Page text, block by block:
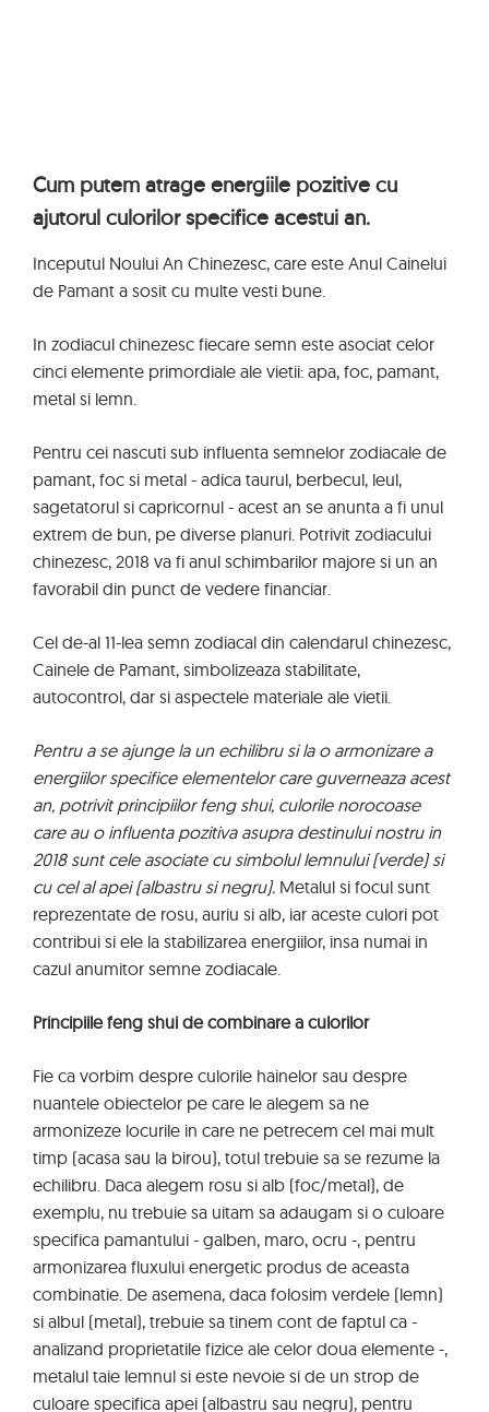
Cum putem atrage energiile pozitive cu
ajutorul culorilor specifice acestui an.
Inceputul Noului An Chinezesc, care este Anul Cainelui
de Pamant a sosit cu multe vesti bune.
In zodiacul chinezesc fiecare semn este asociat celor
cinci elemente primordiale ale vietii: apa, foc, pamant,
metal si lemn.
Pentru cei nascuti sub influenta semnelor zodiacale de
pamant, foc si metal - adica taurul, berbecul, leul,
sagetatorul si capricornul - acest an se anunta a fi unul
extrem de bun, pe diverse planuri. Potrivit zodiacului
chinezesc, 2018 va fi anul schimbarilor majore si un an
favorabil din punct de vedere financiar.
Cel de-al 11-lea semn zodiacal din calendarul chinezesc,
Cainele de Pamant, simbolizeaza stabilitate,
autocontrol, dar si aspectele materiale ale vietii.
Pentru a se ajunge la un echilibru si la o armonizare a
energiilor specifice elementelor care guverneaza acest
an, potrivit principiilor feng shui, culorile norocoase
care au o influenta pozitiva asupra destinului nostru in
2018 sunt cele asociate cu simbolul lemnului (verde) si
cu cel al apei (albastru si negru). Metalul si focul sunt
reprezentate de rosu, auriu si alb, iar aceste culori pot
contribui si ele la stabilizarea energiilor, insa numai in
cazul anumitor semne zodiacale.
Principiile feng shui de combinare a culorilor
Fie ca vorbim despre culorile hainelor sau despre
nuantele obiectelor pe care le alegem sa ne
armonizeze locurile in care ne petrecem cel mai mult
timp (acasa sau la birou), totul trebuie sa se rezume la
echilibru. Daca alegem rosu si alb (foc/metal), de
exemplu, nu trebuie sa uitam sa adaugam si o culoare
specifica pamantului - galben, maro, ocru -, pentru
armonizarea fluxului energetic produs de aceasta
combinatie. De asemena, daca folosim verdele (lemn)
si albul (metal), trebuie sa tinem cont de faptul ca -
analizand proprietatile fizice ale celor doua elemente -,
metalul taie lemnul si este nevoie si de un strop de
culoare specifica apei (albastru sau negru), pentru